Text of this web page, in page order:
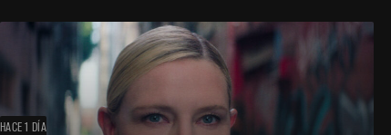
HACE 1 DÍA